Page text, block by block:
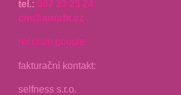
tel.: 607 23 23 24
cm@aurafit.cz
recenze google
fakturační kontakt:
selfness s.r.o.